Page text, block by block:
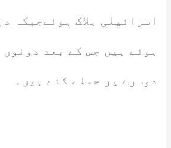
اسرائیلی ہلاک ہوئےجبکہ
ہوئے ہیں جس کے بعد
دوسرے پر حملے کئے ہیں۔